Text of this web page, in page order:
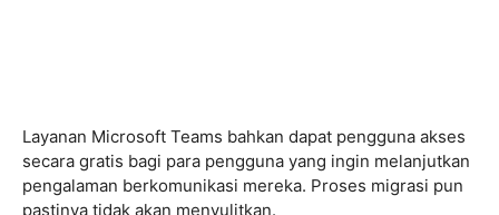
Layanan Microsoft Teams bahkan dapat pengguna akses
secara gratis bagi para pengguna yang ingin melanjutkan
pengalaman berkomunikasi mereka. Proses migrasi pun
pastinya tidak akan menyulitkan.